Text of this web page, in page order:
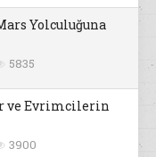
Yolculuğuna
5835
ve Evrimcilerin
3900